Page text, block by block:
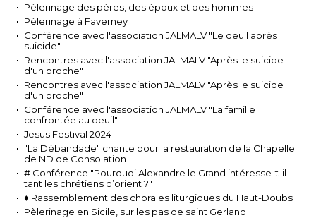
Pèlerinage des pères, des époux et des hommes
Pèlerinage à Faverney
Conférence avec l'association JALMALV "Le deuil après
suicide"
Rencontres avec l'association JALMALV "Après le suicide
d'un proche"
Rencontres avec l'association JALMALV "Après le suicide
d'un proche"
Conférence avec l'association JALMALV "La famille
confrontée au deuil"
Jesus Festival 2024
"La Débandade" chante pour la restauration de la Chapelle
de ND de Consolation
# Conférence "Pourquoi Alexandre le Grand intéresse-t-il
tant les chrétiens d’orient ?"
♦ Rassemblement des chorales liturgiques du Haut-Doubs
Pèlerinage en Sicile, sur les pas de saint Gerland